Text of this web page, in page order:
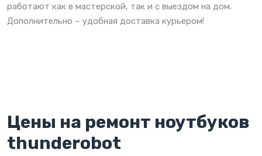
работают как в мастерской, так и с выездом на дом.
Дополнительно – удобная доставка курьером!
Цены на ремонт ноутбуков
thunderobot